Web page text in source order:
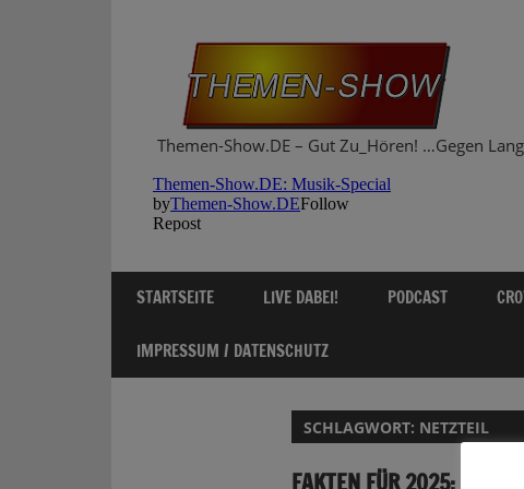
Themen-Show.DE – Gut Zu_Hören! …Gegen
STARTSEITE LIVE DABEI! PODCAST
IMPRESSUM / DATENSCHUTZ
SCHLAGWORT: NETZTEIL
FAKTEN FÜR 2025: VOM